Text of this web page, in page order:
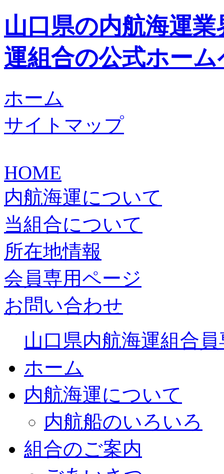
山口県の内航海運
運組合の公式ホー
ホーム
サイトマップ
HOME
内航海運について
当組合について
所在地情報
会員専用ページ
お問い合わせ
山口県内航海運組合
ホーム
内航海運について
内航船のいろいろ
組合のご案内